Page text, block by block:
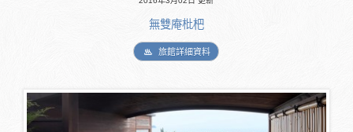
無雙庵枇杷
旅館詳細資料